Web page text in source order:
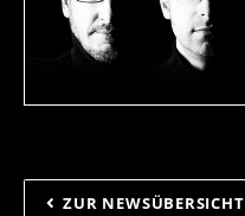
ZUR NEWSÜBERSICHT